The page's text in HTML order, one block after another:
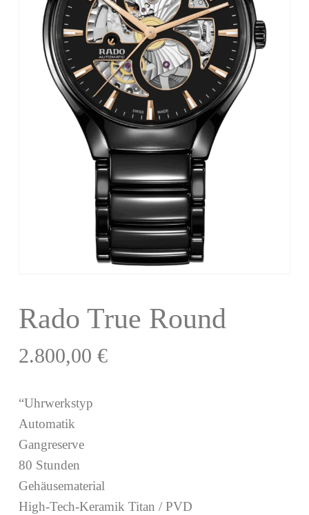
Rado True Round
2.800,00 €
“Uhrwerkstyp
Automatik
Gangreserve
80 Stunden
Gehäusematerial
High-Tech-Keramik Titan / PVD